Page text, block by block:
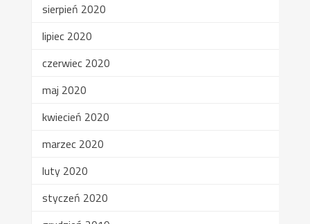
sierpień 2020
lipiec 2020
czerwiec 2020
maj 2020
kwiecień 2020
marzec 2020
luty 2020
styczeń 2020